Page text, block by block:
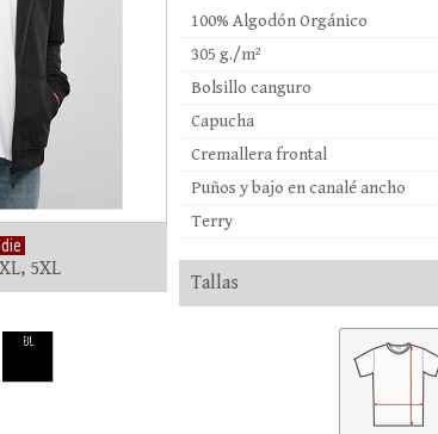
5XL
BL
100% Algodón Orgánico
305 g./m²
Bolsillo canguro
Capucha
Cremallera frontal
Puños y bajo en canalé ancho
Terry
Tallas